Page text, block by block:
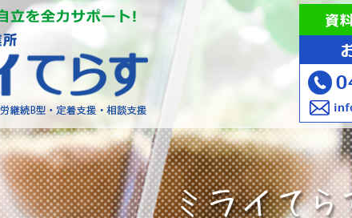
障がいをお持ちの方への就労支資